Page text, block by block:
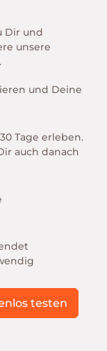
Dir und
unsere
und Deine
Tage erleben.
auch danach
testen